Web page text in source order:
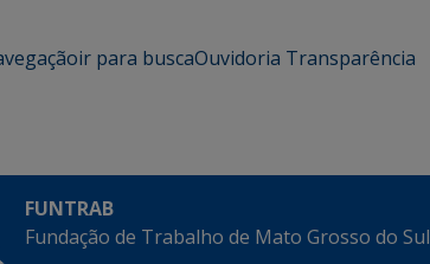
ir para buscaOuvidoria Transparência
FUNTRAB
Fundação de Trabalho de Mato Grosso do Sul